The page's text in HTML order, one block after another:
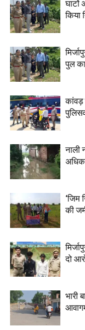
घाटों
किया
पुल का
कांवड़
नाली
‘जिम
की
दो
भारी